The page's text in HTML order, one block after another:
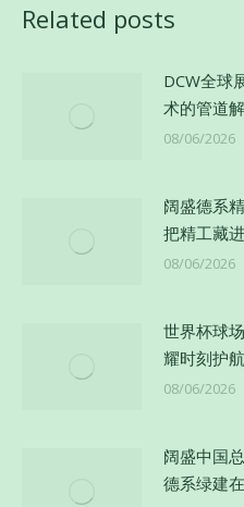
Related posts
DCW全球
术的管道
08/06/2026
阔盛德系
把精工藏
08/06/2026
世界杯球
耀时刻护航
08/06/2026
阔盛中国
德系绿建